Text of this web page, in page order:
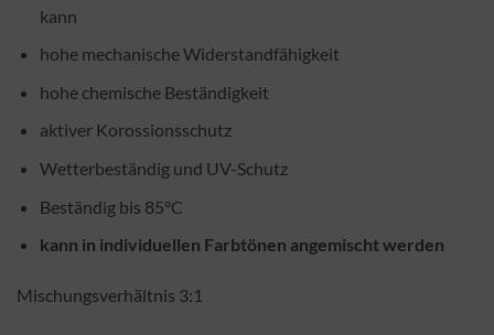
kann
hohe mechanische Widerstandfähigkeit
hohe chemische Beständigkeit
aktiver Korossionsschutz
Wetterbeständig und UV-Schutz
Beständig bis 85°C
kann in individuellen Farbtönen angemischt werden
Mischungsverhältnis 3:1